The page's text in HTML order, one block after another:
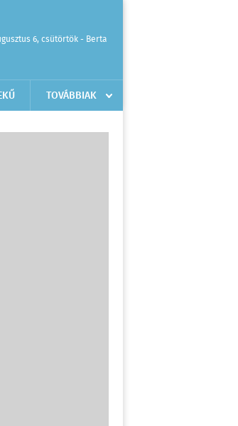
6, csütörtök - Berta
TOVÁBBIAK